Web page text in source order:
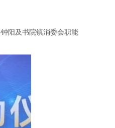
阳及书院镇消委会职能